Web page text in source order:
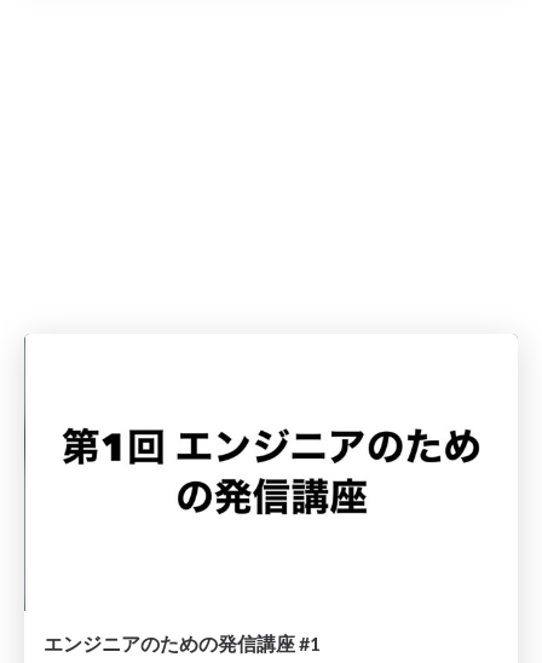
エンジニアのための発信講座 #1